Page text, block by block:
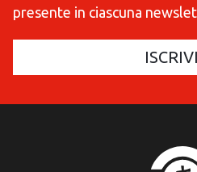
presente in ciascuna